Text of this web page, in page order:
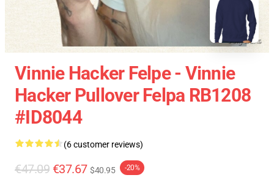
Vinnie Hacker Felpe - Vinnie
Hacker Pullover Felpa RB1208
#ID8044
(6 customer reviews)
€47.09 €37.67 $40.95 -20%